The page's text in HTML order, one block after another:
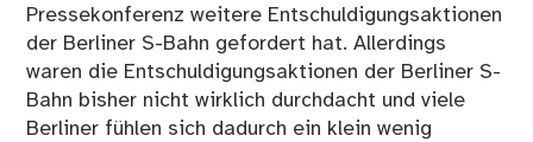
Pressekonferenz weitere Entschuldigungsaktionen
der Berliner S-Bahn gefordert hat. Allerdings
waren die Entschuldigungsaktionen der Berliner S-
Bahn bisher nicht wirklich durchdacht und viele
Berliner fühlen sich dadurch ein klein wenig